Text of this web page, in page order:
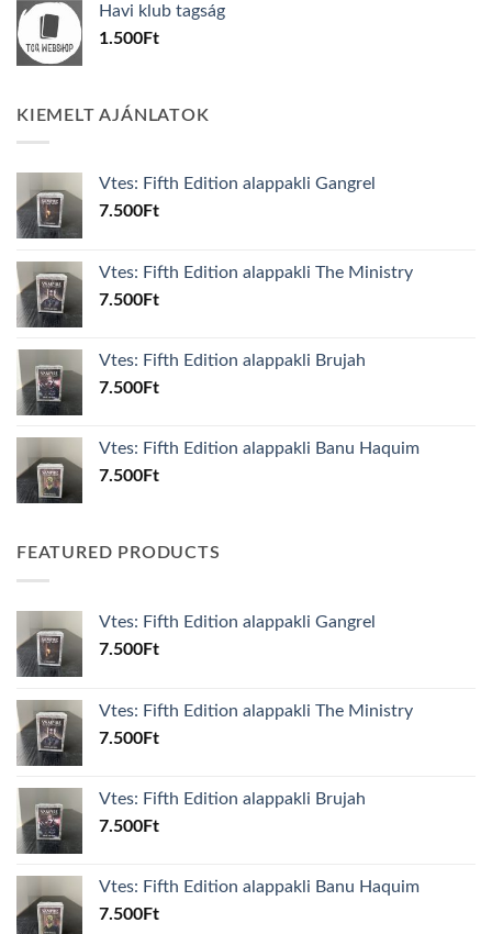
600Ft.100Ft.
Havi klub tagság
1.500Ft
KIEMELT AJÁNLATOK
Vtes: Fifth Edition alappakli Gangrel
7.500Ft
Vtes: Fifth Edition alappakli The Ministry
7.500Ft
Vtes: Fifth Edition alappakli Brujah
7.500Ft
Vtes: Fifth Edition alappakli Banu Haquim
7.500Ft
FEATURED PRODUCTS
Vtes: Fifth Edition alappakli Gangrel
7.500Ft
Vtes: Fifth Edition alappakli The Ministry
7.500Ft
Vtes: Fifth Edition alappakli Brujah
7.500Ft
Vtes: Fifth Edition alappakli Banu Haquim
7.500Ft